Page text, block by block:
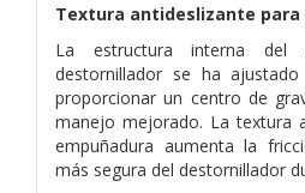
Textura antideslizante
La estructura interna del
destornillador se ha
proporcionar un centro de
manejo mejorado. La textura
empuñadura aumenta la
más segura del destornillador